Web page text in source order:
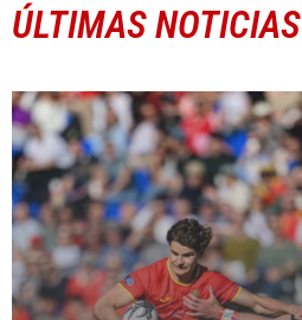
ÚLTIMAS NOTICIAS